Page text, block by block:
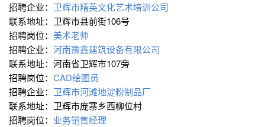
招聘企业： 卫辉市精英文化艺术培训公司
联系地址：卫辉市县前街106号
招聘岗位： 美术老师
招聘企业： 河南豫鑫建筑设备有限公司
联系地址：河南省卫辉市107旁
招聘岗位： CAD绘图员
招聘企业： 卫辉市河滩地淀粉制品厂
联系地址：卫辉市庞寨乡西柳位村
招聘岗位： 业务销售经理